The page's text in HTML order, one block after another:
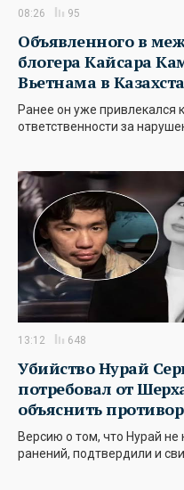
08:26 95
Объявленного в
блогера Кайсара
Вьетнама в
Ранее он уже привлекался
ответственности за
13:12 648
Убийство Нурай
потребовал от
объяснить
Версию о том, что Нурай
ранений, подтвердили и